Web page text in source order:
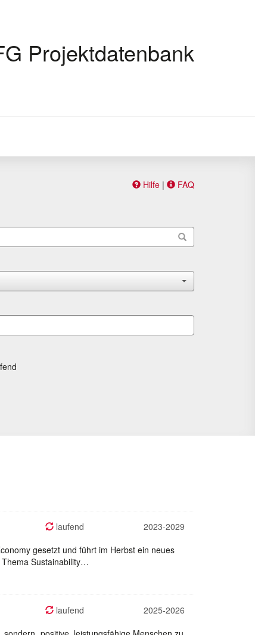
Projektdatenbank
Hilfe| FAQ
laufend
2023-2029
gesetzt und führt im Herbst ein neues
Thema Sustainability…
laufend
2025-2026